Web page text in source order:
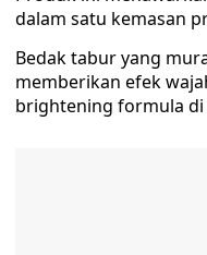
dalam satu kemasan
Bedak tabur yang
memberikan efek
brightening formula di